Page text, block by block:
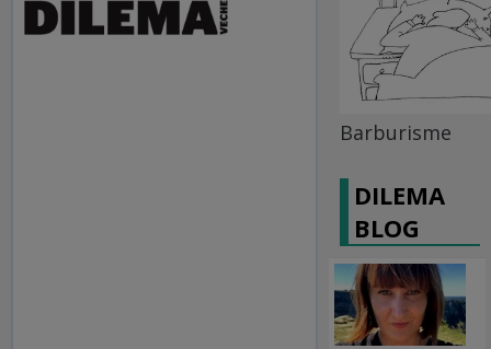
Barburisme
DILEMA
BLOG